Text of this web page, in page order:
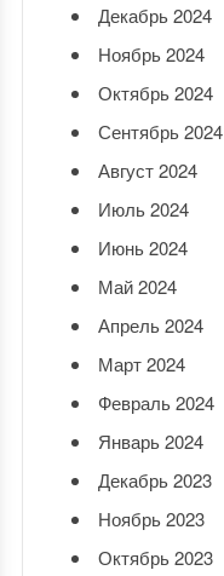
Декабрь 2024
Ноябрь 2024
Октябрь 2024
Сентябрь 2024
Август 2024
Июль 2024
Июнь 2024
Май 2024
Апрель 2024
Март 2024
Февраль 2024
Январь 2024
Декабрь 2023
Ноябрь 2023
Октябрь 2023